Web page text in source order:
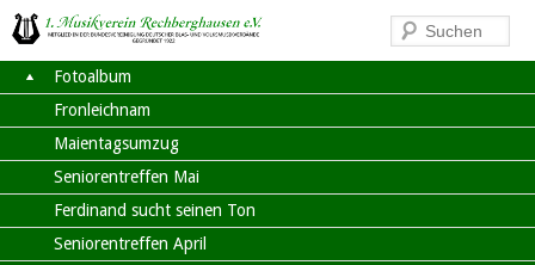
Fotoalbum
Fronleichnam
Maientagsumzug
Seniorentreffen Mai
Ferdinand sucht seinen Ton
Seniorentreffen April